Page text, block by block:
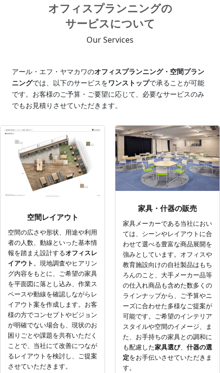
オフィスプランニングの
サービスについて
Our Services
アール・エフ・ヤマカワのオフィスプランニング・空間プラン
ニングでは、以下のサービスをワンストップで承ることが可能
です。お客様のご予算・ご要望に応じて、必要なサービスのみ
でもお見積りさせていただきます。
空間レイアウト
空間の広さや形状、用途や利用
者の人数、動線といった基本情
報を踏まえ設計するオフィスレ
イアウト。 現地調査やヒアリン
グ内容をもとに、ご希望の家具
を平面図に落とし込み、作業ス
ペースや動線を確認しながらレ
イアウト案を作成します。お客
様の方でコンセプトやビジョン
が明確でない場合も、現状のお
困りごとや課題を共有いただく
ことで、当社にて改善につなが
るレイアウトを検討し、ご提案
させていただきます。
家具・什器の販売
家具メーカーである当社におい
ては、シーンやレイアウトに合
わせて選べる豊富な商品展開を
強みとしています。オフィスや
教育施設向けの自社製品はもち
ろんのこと、大手メーカー品等
の仕入れ商品も含めた数多くの
ラインナップから、ご予算やニ
ーズに合わせた多様なご提案が
可能です。ご希望のインテリア
スタイルや空間のイメージ、ま
た、お手持ちの家具との調和に
も配慮した家具選び、 什器の選
定をお手伝いさせていただきま
す。